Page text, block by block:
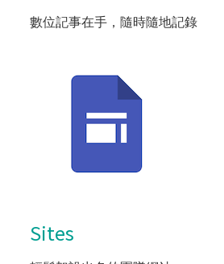
數位記事在手，隨時隨地記錄
Sites